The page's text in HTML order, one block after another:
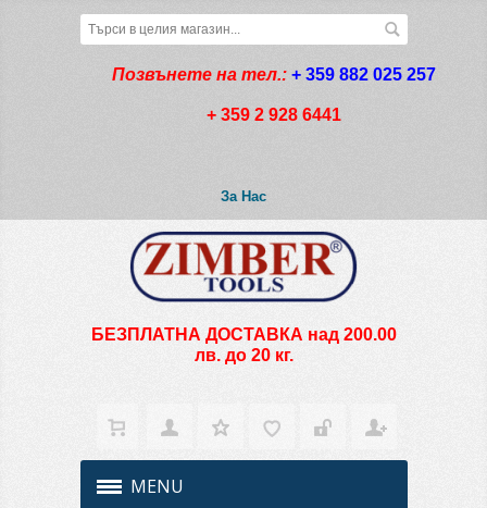
Позвънете на тел.: + 359 882 025 257
+ 359 2 928 6441
За Нас
БЕЗПЛАТНА ДОСТАВКА над 200.00
лв. до 20 кг.
MENU